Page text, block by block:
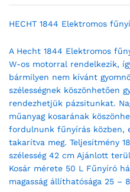
HECHT 1844 Elektromos
A Hecht 1844 Elektromos
W-os motorral rendelkezik,
bármilyen nem kívánt
szélességnek köszönhetően
rendezhetjük pázsitunkat.
műanyag kosarának
fordulnunk fűnyírás közben,
takarítva meg. Teljesítmény
szélesség 42 cm Ajánlott
Kosár mérete 50 L Fűnyíró
magasság állíthatósága 25 –